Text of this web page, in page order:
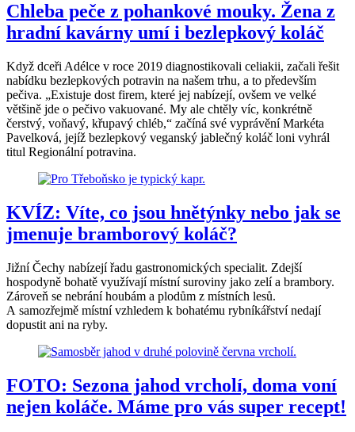
Chleba peče z pohankové mouky. Žena z
hradní kavárny umí i bezlepkový koláč
Když dceři Adélce v roce 2019 diagnostikovali celiakii, začali řešit
nabídku bezlepkových potravin na našem trhu, a to především
pečiva. „Existuje dost firem, které jej nabízejí, ovšem ve velké
většině jde o pečivo vakuované. My ale chtěly víc, konkrétně
čerstvý, voňavý, křupavý chléb,“ začíná své vyprávění Markéta
Pavelková, jejíž bezlepkový veganský jablečný koláč loni vyhrál
titul Regionální potravina.
KVÍZ: Víte, co jsou hnětýnky nebo jak se
jmenuje bramborový koláč?
Jižní Čechy nabízejí řadu gastronomických specialit. Zdejší
hospodyně bohatě využívají místní suroviny jako zelí a brambory.
Zároveň se nebrání houbám a plodům z místních lesů.
A samozřejmě místní vzhledem k bohatému rybníkářství nedají
dopustit ani na ryby.
FOTO: Sezona jahod vrcholí, doma voní
nejen koláče. Máme pro vás super recept!